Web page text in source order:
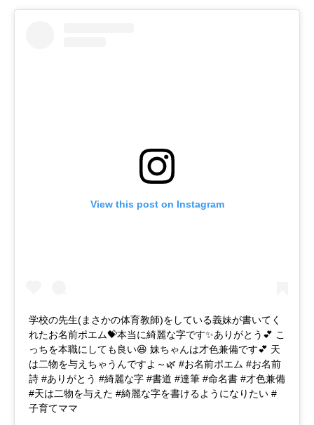
View this post on Instagram
学校の先生(まさかの体育教師)をしている義妹が書いてく
れたお名前ポエム💝本当に綺麗な字です✨ありがとう💕 こ
っちを本職にしても良い😆 妹ちゃんは才色兼備です💕 天
は二物を与えちゃうんですよ～🌿 #お名前ポエム #お名前
詩 #ありがとう #綺麗な字 #書道 #達筆 #命名書 #才色兼備
#天は二物を与えた #綺麗な字を書けるようになりたい #
子育てママ